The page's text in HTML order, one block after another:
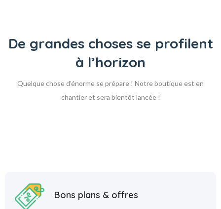
De grandes choses se profilent
à l’horizon
Quelque chose d’énorme se prépare ! Notre boutique est en
chantier et sera bientôt lancée !
Bons plans & offres